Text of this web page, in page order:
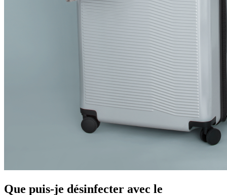
Que puis-je désinfecter avec le